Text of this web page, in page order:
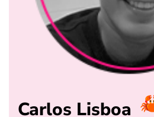
Carlos Lisboa